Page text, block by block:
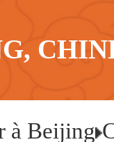
à Beijing